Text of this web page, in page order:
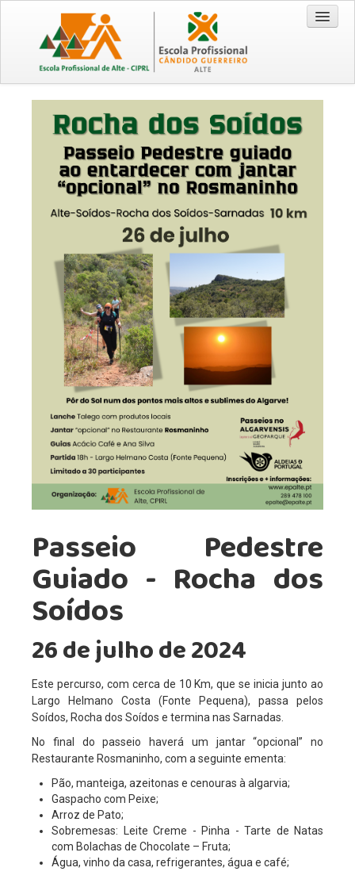
Entrada
Técnico/a Comercial 2026/2029
Técnico/a de Turismo 2026/2029
CEF - Operador de Distribuição 2026/2028
Origem da Escola
Recursos
Visão | Missão | Princípios e Valores
Documentação
Parcerias
Perguntas Frequentes
Entidade Proprietária da Escola
Publicitação de Orçamento e Contas
Contactos e Localização
Erasmus+
Erasmus+ KA1
Erasmus+ KA2
L&T's - River
VetinSET
Viral
Projecto Sparrows
Eco-Escolas
Plano Nacional das Artes
Parlamento dos Jovens
Junior Achievement
Passeio Pedestre
Guiado - Rocha dos
Soídos
26 de julho de 2024
Este percurso, com cerca de 10 Km, que se inicia junto ao
Largo Helmano Costa (Fonte Pequena), passa pelos
Soídos, Rocha dos Soídos e termina nas Sarnadas.
No final do passeio haverá um jantar “opcional” no
Restaurante Rosmaninho, com a seguinte ementa:
Pão, manteiga, azeitonas e cenouras à algarvia;
Gaspacho com Peixe;
Arroz de Pato;
Sobremesas: Leite Creme - Pinha - Tarte de Natas
com Bolachas de Chocolate – Fruta;
Água, vinho da casa, refrigerantes, água e café;